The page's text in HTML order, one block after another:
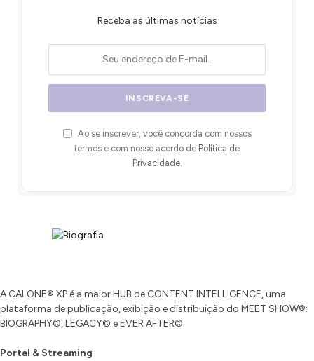
Receba as últimas notícias
Ao se inscrever, você concorda com nossos
termos e com nosso acordo de Política de
Privacidade.
A CALONE® XP é a maior HUB de CONTENT INTELLIGENCE, uma
plataforma de publicação, exibição e distribuição do MEET SHOW®:
BIOGRAPHY©, LEGACY© e EVER AFTER©.
Portal & Streaming